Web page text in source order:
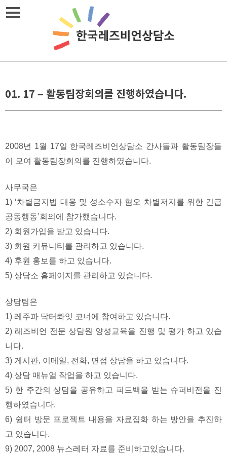
Skip
01. 17 – 활동팀장회의를 진행하였습니다.
2008년 1월 17일 한국레즈비언상담소 간사들과 활동팀장들
이 모여 활동팀장회의를 진행하였습니다.
사무국은
1) ‘차별금지법 대응 및 성소수자 혐오 차별저지를 위한 긴급
공동행동’회의에 참가했습니다.
2) 회원가입을 받고 있습니다.
3) 회원 커뮤니티를 관리하고 있습니다.
4) 후원 홍보를 하고 있습니다.
5) 상담소 홈페이지를 관리하고 있습니다.
상담팀은
1) 레주파 닥터롸잇 코너에 참여하고 있습니다.
2) 레즈비언 전문 상담원 양성교육을 진행 및 평가 하고 있습
니다.
3) 게시판, 이메일, 전화, 면접 상담을 하고 있습니다.
4) 상담 매뉴얼 작업을 하고 있습니다.
5) 한 주간의 상담을 공유하고 피드백을 받는 슈퍼비전을 진
행하였습니다.
6) 쉼터 방문 프로젝트 내용을 자료집화 하는 방안을 추진하
고 있습니다.
9) 2007, 2008 뉴스레터 자료를 준비하고있습니다.